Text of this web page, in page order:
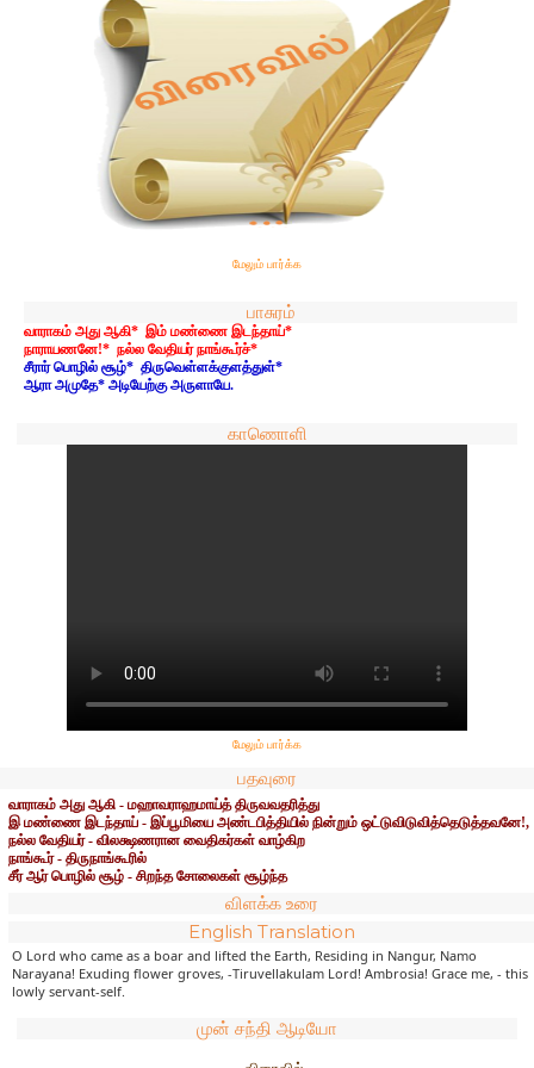
மேலும் பார்க்க
பாசுரம்
வாராகம் அது ஆகி* இம் மண்ணை இடந்தாய்*
நாராயணனே!* நல்ல வேதியர் நாங்கூர்ச்*
சீரார் பொழில் சூழ்* திருவெள்ளக்குளத்துள்*
ஆரா அமுதே* அடியேற்கு அருளாயே.
காணொளி
மேலும் பார்க்க
பதவுரை
வாராகம் அது ஆகி - மஹாவராஹமாய்த் திருவவதரித்து
இ மண்ணை இடந்தாய் - இப்பூமியை அண்டபித்தியில் நின்றும் ஒட்டுவிடுவித்தெடுத்தவனே!,
நல்ல வேதியர் - விலக்ஷணரான வைதிகர்கள் வாழ்கிற
நாங்கூர் - திருநாங்கூரில்
சீர் ஆர் பொழில் சூழ் - சிறந்த சோலைகள் சூழ்ந்த
விளக்க உரை
English Translation
O Lord who came as a boar and lifted the Earth, Residing in Nangur, Namo
Narayana! Exuding flower groves, -Tiruvellakulam Lord! Ambrosia! Grace me, - this
lowly servant-self.
முன் சந்தி ஆடியோ